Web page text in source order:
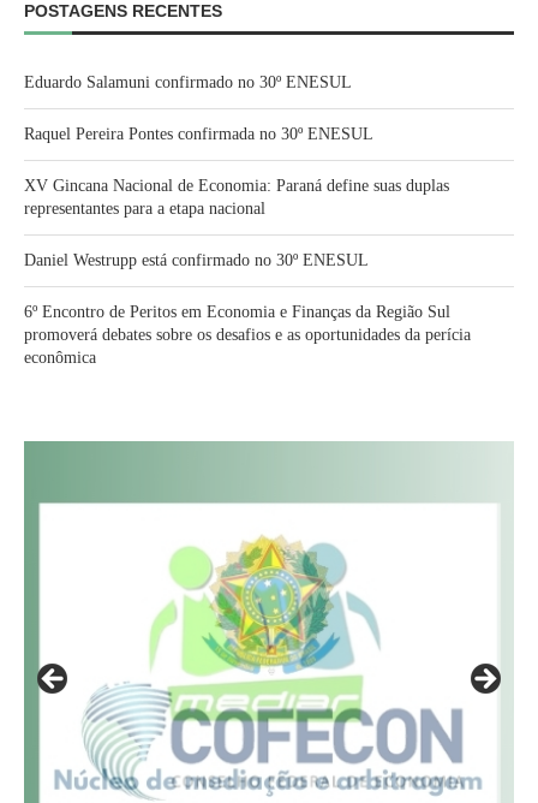
POSTAGENS RECENTES
Eduardo Salamuni confirmado no 30º ENESUL
Raquel Pereira Pontes confirmada no 30º ENESUL
XV Gincana Nacional de Economia: Paraná define suas duplas
representantes para a etapa nacional
Daniel Westrupp está confirmado no 30º ENESUL
6º Encontro de Peritos em Economia e Finanças da Região Sul
promoverá debates sobre os desafios e as oportunidades da perícia
econômica